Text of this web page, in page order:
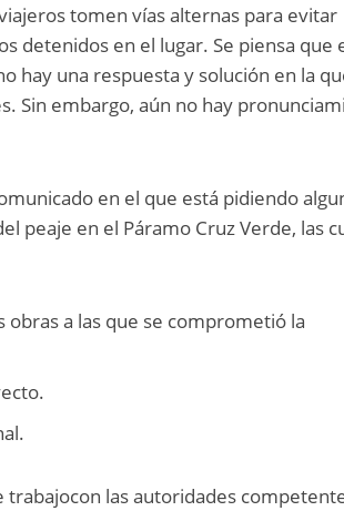
tomen vías alternas para evitar
detenidos en el lugar. Se piensa que
hay una respuesta y solución en la
Sin embargo, aún no hay
en el que está pidiendo
peaje en el Páramo Cruz Verde, las
obras a las que se comprometió la
trabajocon las autoridades